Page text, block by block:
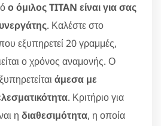
ο όμιλος TITAN είναι για σας
. Καλέστε στο
εξυπηρετεί 20 γραμμές,
ο χρόνος αναμονής. Ο
άμεσα με
. Κριτήριο για
η διαθεσιμότητα, η οποία